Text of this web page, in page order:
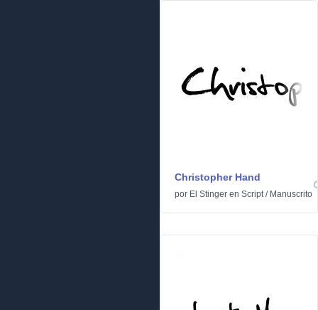
Christopher Hand
por El Stinger en Script/ Manuscrito